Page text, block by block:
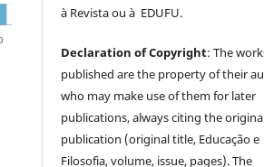
à Revista ou à EDUFU.
Declaration of Copyright: The
published are the property of their
who may make use of them for later
publications, always citing the
publication (original title, Educação e
Filosofia, volume, issue, pages). The